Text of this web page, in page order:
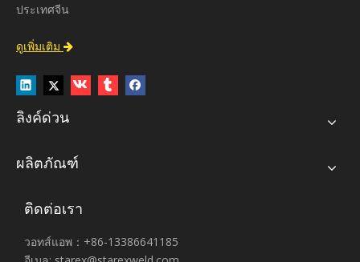
ประเทศจีน
ดูเพิ่มเติม 
ลิงค์ด่วน
ผลิตภัณฑ์
ติดต่อเรา
วอทส์แอพ：+86-13386641185